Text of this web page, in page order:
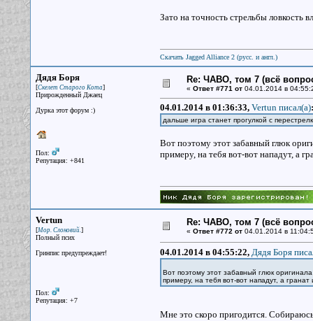
Зато на точность стрельбы ловкость
Скачать Jagged Alliance 2 (русс. и англ.)
Дядя Боря
[Скелет Старого Кота]
Прирожденный Джаец
Дурка этот форум :)
Пол:
Репутация: +841
Re: ЧАВО, том 7 (всё
« Ответ #771 от04.01.2014 в
04.01.2014 в 01:36:33, Vertun писал(a):
дальше игра станет прогулкой с
Вот поэтому этот забавный глюк
примеру, на тебя вот-вот нападут, а
Vertun
[Мор. Слоновий.]
Полный псих
Гринпис предупреждает!
Пол:
Репутация: +7
Re: ЧАВО, том 7 (всё
« Ответ #772 от04.01.2014 в
04.01.2014 в 04:55:22, Дядя Боря
Вот поэтому этот забавный глюк
примеру, на тебя вот-вот нападут, а гранат
Мне это скоро пригодится.